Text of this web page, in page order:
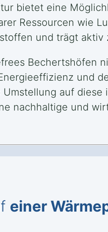
bietet eine
Ressourcen wie
und trägt aktiv
und
auf
nachhaltige und
einer